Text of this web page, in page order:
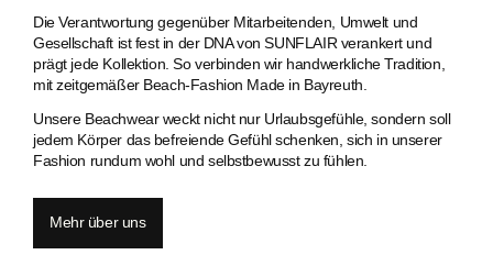
Die Verantwortung gegenüber Mitarbeitenden, Umwelt und
Gesellschaft ist fest in der DNA von SUNFLAIR verankert und
prägt jede Kollektion. So verbinden wir handwerkliche Tradition,
mit zeitgemäßer Beach-Fashion Made in Bayreuth.
Unsere Beachwear weckt nicht nur Urlaubsgefühle, sondern soll
jedem Körper das befreiende Gefühl schenken, sich in unserer
Fashion rundum wohl und selbstbewusst zu fühlen.
Mehr über uns